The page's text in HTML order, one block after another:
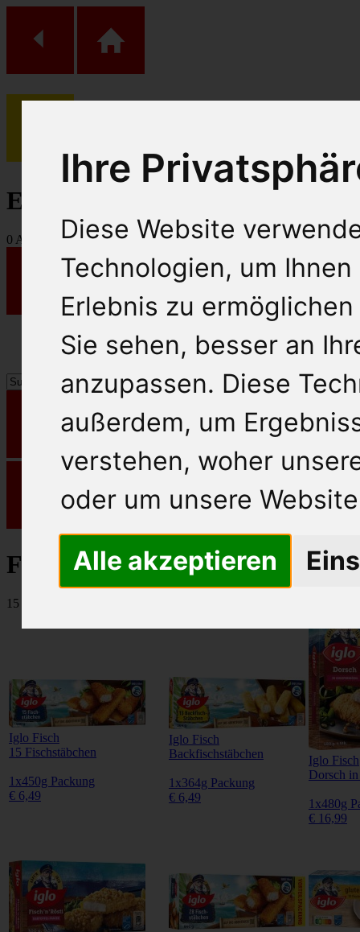
Ihre
Diese Website
Technologien, um
Erlebnis zu
Sie sehen, besser an
anzupassen. Diese
außerdem, um
verstehen, woher
oder um unsere
Alle akzeptieren
(0 )
Einkaufs Wagen
0 Artikel
Fisch
15 Artikel
Iglo Fisch
15 Fischstäbchen
1x450g Packung
€ 6,49
Iglo Fisch
Backfischstäbchen
1x364g Packung
€ 6,49
Iglo Fisch
Dorsch
1x480g
€ 16,99